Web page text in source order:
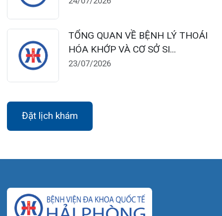
0225-3955 888
0225-3951 115
dakhoaquocte.hih@gmail.com
Lịch làm việc:
Khoa Khám bệnh: Thứ 2 – Thứ 6
Sáng: 07:00 – 12:00
bộ, quy mô 500 giường bệnh nội trú.